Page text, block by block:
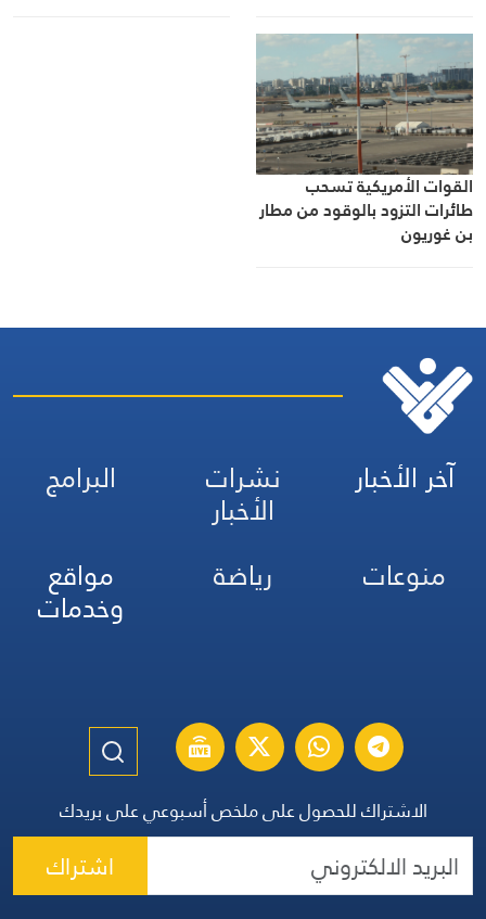
القوات الأمريكية تسحب
طائرات التزود بالوقود من مطار
بن غوريون
آخر الأخبار نشرات
الأخبار
البرامج
منوعات
رياضة مواقع
وخدمات
الاشتراك للحصول على ملخص أسبوعي على بريدك
اشتراك